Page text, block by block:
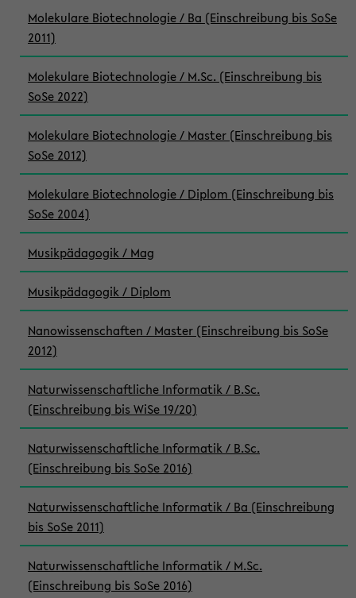
Molekulare Biotechnologie / Ba (Einschreibung bis SoSe
2011)
Molekulare Biotechnologie / M.Sc. (Einschreibung bis
SoSe 2022)
Molekulare Biotechnologie / Master (Einschreibung bis
SoSe 2012)
Molekulare Biotechnologie / Diplom (Einschreibung bis
SoSe 2004)
Musikpädagogik / Mag
Musikpädagogik / Diplom
Nanowissenschaften / Master (Einschreibung bis SoSe
2012)
Naturwissenschaftliche Informatik / B.Sc.
(Einschreibung bis WiSe 19/20)
Naturwissenschaftliche Informatik / B.Sc.
(Einschreibung bis SoSe 2016)
Naturwissenschaftliche Informatik / Ba (Einschreibung
bis SoSe 2011)
Naturwissenschaftliche Informatik / M.Sc.
(Einschreibung bis SoSe 2016)